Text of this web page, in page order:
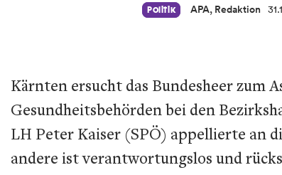
Politik APA, Redaktion
Kärnten ersucht das Bundesheer zum
Gesundheitsbehörden bei den
LH Peter Kaiser (SPÖ) appellierte an
andere ist verantwortungslos und